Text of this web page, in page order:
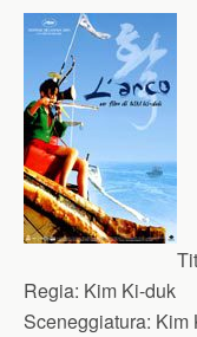
Regia: Kim Ki-duk
Sceneggiatura: Kim